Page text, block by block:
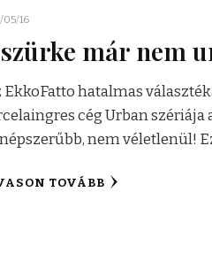
05/16
már nem
EkkoFatto hatalmas
cég Urban szériája
nem véletlenül!
TOVÁBB